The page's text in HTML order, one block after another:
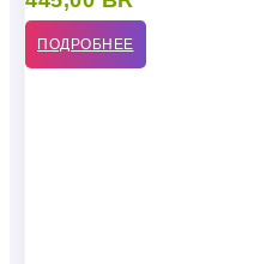
ПОДРОБНЕЕ